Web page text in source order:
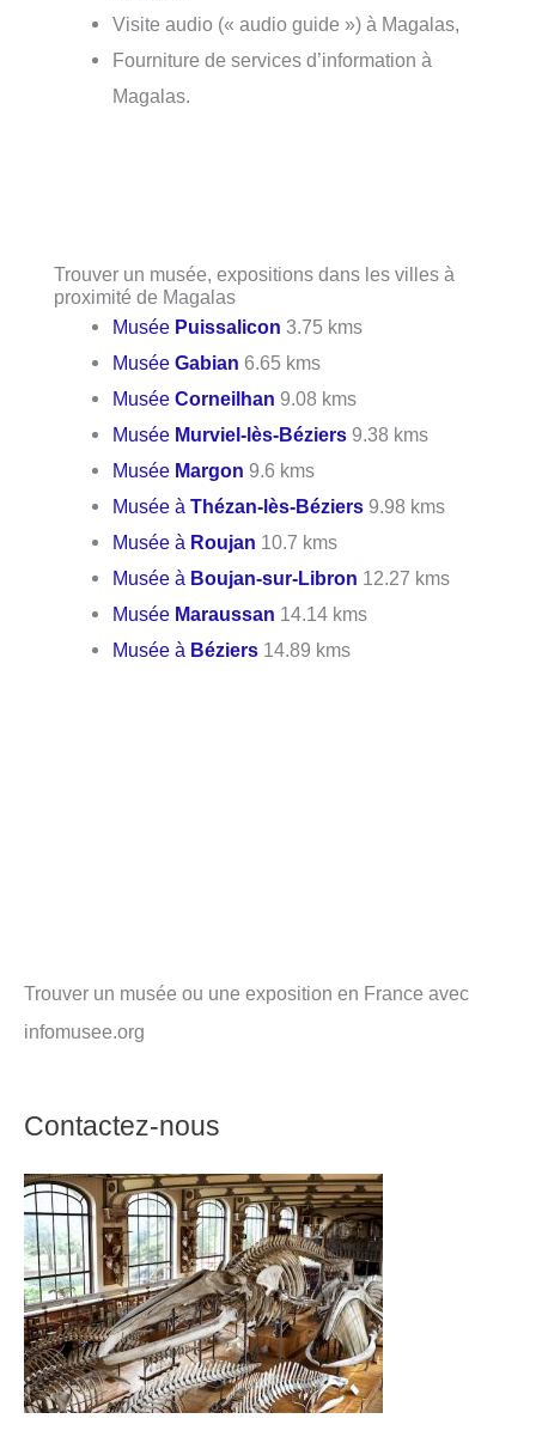
Visite audio (« audio guide ») à Magalas,
Fourniture de services d’information à
Magalas.
Trouver un musée, expositions dans les villes à
proximité de Magalas
Musée Puissalicon 3.75 kms
MuséeGabian 6.65 kms
MuséeCorneilhan 9.08 kms
Musée Murviel-lès-Béziers 9.38 kms
Musée Margon 9.6 kms
Musée àThézan-lès-Béziers 9.98 kms
Musée à Roujan 10.7 kms
Musée à Boujan-sur-Libron 12.27 kms
Musée Maraussan 14.14 kms
Musée à Béziers 14.89 kms
Trouver un musée ou une exposition en France avec
infomusee.org
Contactez-nous